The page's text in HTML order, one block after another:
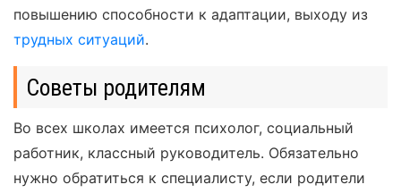
повышению способности к адаптации, выходу из
трудных ситуаций.
Советы родителям
Во всех школах имеется психолог, социальный
работник, классный руководитель. Обязательно
нужно обратиться к специалисту, если родители